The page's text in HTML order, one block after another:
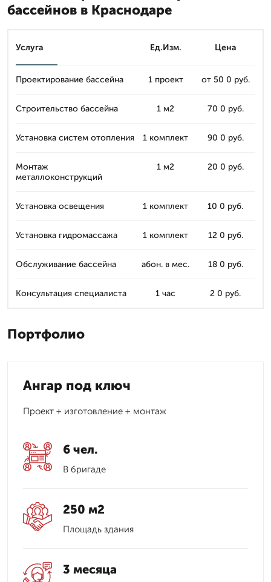
бассейнов в Краснодаре
Услуга Ед.Изм. Цена
Проектирование бассейна 1 проект от 50 0 руб.
Строительство бассейна 1 м2 70 0 руб.
Установка систем отопления 1 комплект 90 0 руб.
Монтаж
металлоконструкций
1 м2 20 0 руб.
Установка освещения 1 комплект 10 0 руб.
Установка гидромассажа 1 комплект 12 0 руб.
Обслуживание бассейна абон. в мес. 18 0 руб.
Консультация специалиста 1 час 2 0 руб.
Портфолио
Ангар под ключ
Проект + изготовление + монтаж
6 чел.
В бригаде
250 м2
Площадь здания
3 месяца